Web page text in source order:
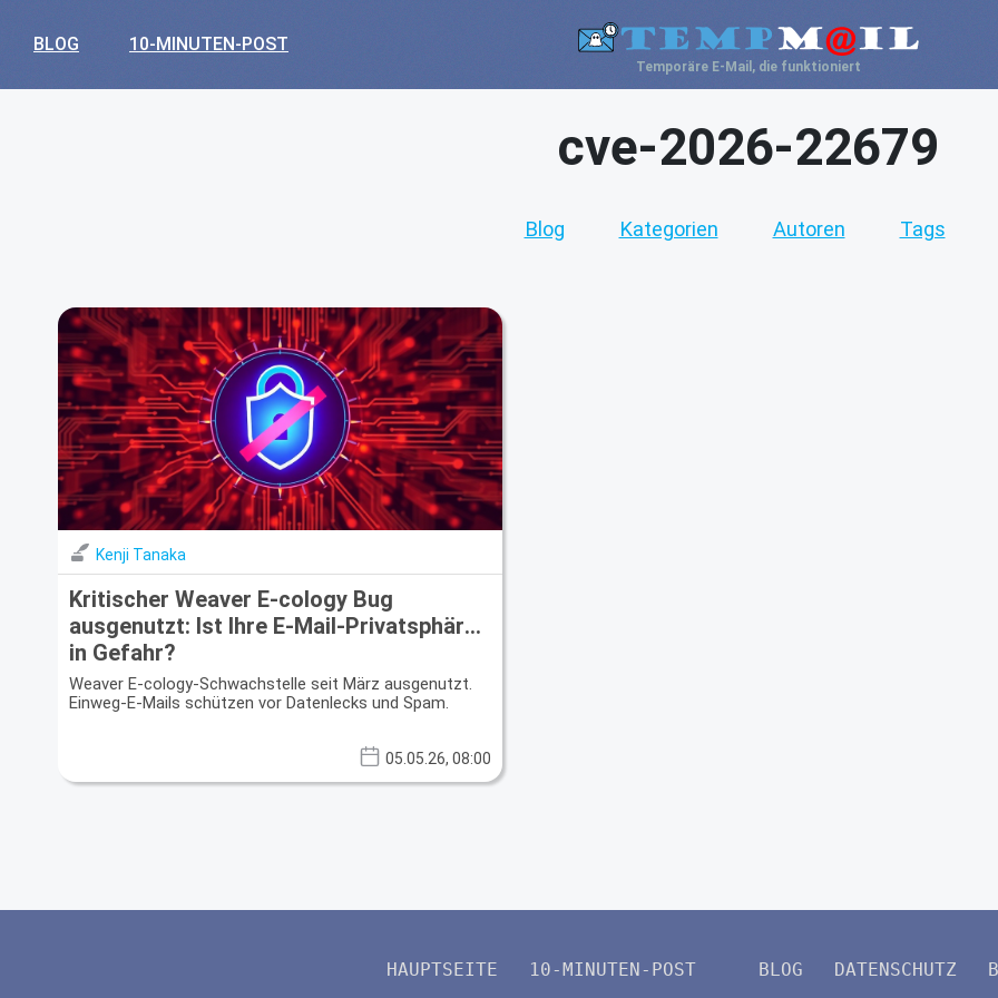
BLOG 10-MINUTEN-POST
Temporäre E-Mail, die funktioniert
cve-2026-22679
Blog Kategorien Autoren Tags
Kenji Tanaka
Kritischer Weaver E-cology Bug
ausgenutzt: Ist Ihre E-Mail-Privatsphäre
in Gefahr?
Weaver E-cology-Schwachstelle seit März ausgenutzt.
Einweg-E-Mails schützen vor Datenlecks und Spam.
05.05.26, 08:00
HAUPTSEITE 10-MINUTEN-POST BLOG DATENSCHUTZ